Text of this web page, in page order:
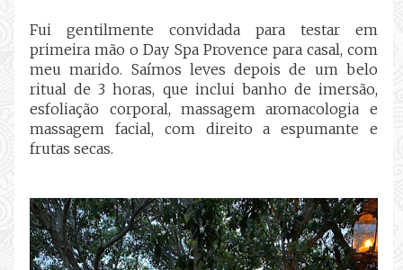
Fui gentilmente convidada para testar em
primeira mão o Day Spa Provence para casal, com
meu marido. Saímos leves depois de um belo
ritual de 3 horas, que inclui banho de imersão,
esfoliação corporal, massagem aromacologia e
massagem facial, com direito a espumante e
frutas secas.